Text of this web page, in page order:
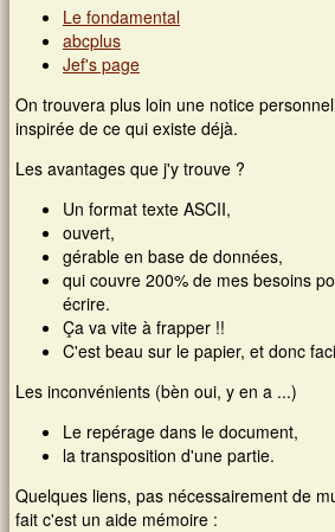
Concert des 20 ans
Les 20 ans de Galouvielle en images
CONNEXION MEMBRE
Nom d'utilisateur*
Mot de passe
Demander un nouveau mot de passe
Rechercher
Formulaire de recherche
Rechercher
Le fondamental
abcplus
Jef's page
On trouvera plus loin une notice
inspirée de ce qui existe déjà.
Les avantages que j'y trouve ?
Un format texte ASCII,
ouvert,
gérable en base de données,
qui couvre 200% de mes besoins
écrire.
Ça va vite à frapper !!
C'est beau sur le papier, et donc
Les inconvénients (bèn oui, y en a ...)
Le repérage dans le document,
la transposition d'une partie.
Quelques liens, pas nécessairement de
fait c'est un aide mémoire :